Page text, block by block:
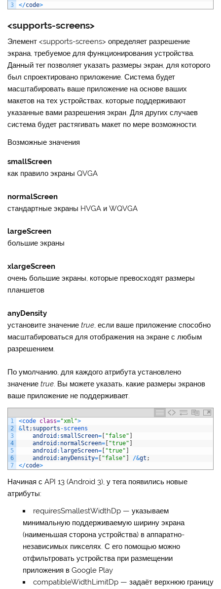
3
</code>
<supports-screens>
Элемент<supports-screens> определяет разрешение
экрана, требуемое для функционирования устройства.
Данный тег позволяет указать размеры экран, для которого
был спроектировано приложение. Система будет
масштабировать ваше приложение на основе ваших
макетов на тех устройствах, которые поддерживают
указанные вами разрешения экран. Для других случаев
система будет растягивать макет по мере возможности.
Возможные значения
smallScreen
как правило экраны QVGA
normalScreen
стандартные экраны HVGA и WQVGA
largeScreen
большие экраны
xlargeScreen
очень большие экраны, которые превосходят размеры
планшетов
anyDensity
установите значениеtrue, если ваше приложение способно
масштабироваться для отображения на экране с любым
разрешением.
По умолчанию, для каждого атрибута установлено
значениеtrue. Вы можете указать, какие размеры экранов
ваше приложение не поддерживает.
1
2
3
4
5
6
7
<code class="xml">
&lt ; supports -screens
android : smallScreen= [ "false" ]
android : normalScreen= [ "true" ]
android : largeScreen= [ "true" ]
android :anyDensity= [ "false" ] /&gt ;
</code>
Начиная с API 13 (Android 3), у тега появились новые
атрибуты:
requiresSmallestWidthDp— указываем
минимальную поддерживаемую ширину экрана
(наименьшая сторона устройства) в аппаратно-
независимых пикселях. С его помощью можно
отфильтровать устройства при размещении
приложения в Google Play
compatibleWidthLimitDp— задаёт верхнюю границу